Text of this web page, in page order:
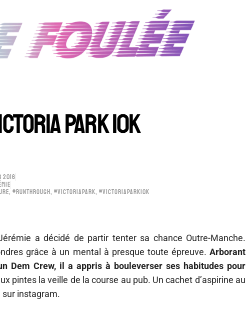
PARK 10K
2016
, #RUNTHROUGH, #VICTORIAPARK, #VICTORIAPARK10K
a décidé de partir tenter sa chance Outre-Manche.
grâce à un mental à presque toute épreuve. Arborant
Dem Crew, il a appris à bouleverser ses habitudes pour
pintes la veille de la course au pub. Un cachet d’aspirine au
sur instagram.